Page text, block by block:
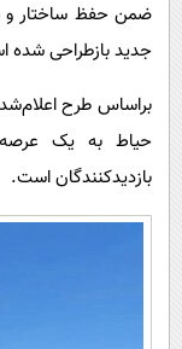
ضمن حفظ ساختار و
جدید بازطراحی شده
براساس طرح
حیاط به یک عرصه
بازدیدکنندگان است.